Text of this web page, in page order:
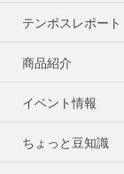
テンポスレポート
商品紹介
イベント情報
ちょっと豆知識